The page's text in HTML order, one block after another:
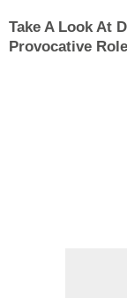
Take A Look At
Provocative